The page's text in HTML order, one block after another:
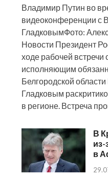
Владимир Путин во
видеоконференции с
ГладковымФото:
Новости Президент
ходе рабочей встречи
исполняющим
Белгородской
Гладковым
в регионе. Встреча
В
из-
в